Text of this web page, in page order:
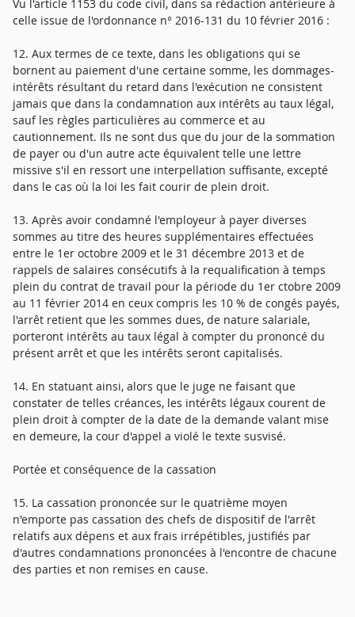
Vu l'article 1153 du code civil, dans sa rédaction antérieure à
celle issue de l'ordonnance n° 2016-131 du 10 février 2016 :
12. Aux termes de ce texte, dans les obligations qui se
bornent au paiement d'une certaine somme, les dommages-
intérêts résultant du retard dans l'exécution ne consistent
jamais que dans la condamnation aux intérêts au taux légal,
sauf les règles particulières au commerce et au
cautionnement. Ils ne sont dus que du jour de la sommation
de payer ou d'un autre acte équivalent telle une lettre
missive s'il en ressort une interpellation suffisante, excepté
dans le cas où la loi les fait courir de plein droit.
13. Après avoir condamné l'employeur à payer diverses
sommes au titre des heures supplémentaires effectuées
entre le 1er octobre 2009 et le 31 décembre 2013 et de
rappels de salaires consécutifs à la requalification à temps
plein du contrat de travail pour la période du 1er ctobre 2009
au 11 février 2014 en ceux compris les 10 % de congés payés,
l'arrêt retient que les sommes dues, de nature salariale,
porteront intérêts au taux légal à compter du prononcé du
présent arrêt et que les intérêts seront capitalisés.
14. En statuant ainsi, alors que le juge ne faisant que
constater de telles créances, les intérêts légaux courent de
plein droit à compter de la date de la demande valant mise
en demeure, la cour d'appel a violé le texte susvisé.
Portée et conséquence de la cassation
15. La cassation prononcée sur le quatrième moyen
n'emporte pas cassation des chefs de dispositif de l'arrêt
relatifs aux dépens et aux frais irrépétibles, justifiés par
d'autres condamnations prononcées à l'encontre de chacune
des parties et non remises en cause.